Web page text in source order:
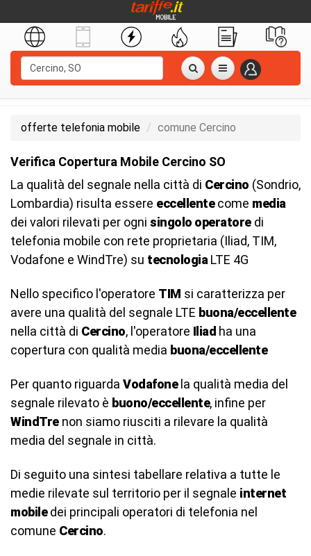
offerte telefonia mobile comune Cercino
Verifica Copertura Mobile Cercino SO
La qualità del segnale nella città di Cercino (Sondrio,
Lombardia) risulta essere eccellentecome media
dei valori rilevati per ogni singolo operatoredi
telefonia mobile con rete proprietaria (Iliad, TIM,
Vodafone e WindTre) su tecnologia LTE 4G
Nello specifico l'operatore TIM si caratterizza per
avere una qualità del segnale LTE buona/eccellente
nella città di Cercino, l'operatore Iliad ha una
copertura con qualità media buona/eccellente
Per quanto riguarda Vodafonela qualità media del
segnale rilevato è buono/eccellente, infine per
WindTrenon siamo riusciti a rilevare la qualità
media del segnale in città.
Di seguito una sintesi tabellare relativa a tutte le
medie rilevate sul territorio per il segnale internet
mobiledei principali operatori di telefonia nel
comune Cercino.